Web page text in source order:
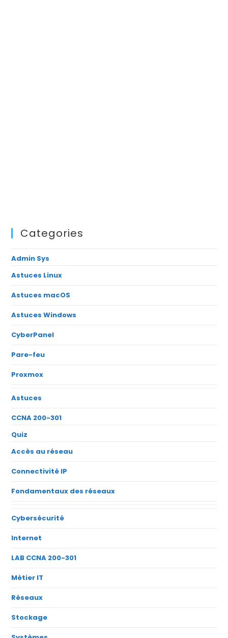
Categories
Admin Sys
Astuces Linux
Astuces macOS
Astuces Windows
CyberPanel
Pare-feu
Proxmox
Astuces
CCNA 200-301
Quiz
Accès au réseau
Connectivité IP
Fondamentaux des réseaux
Cybersécurité
Internet
LAB CCNA 200-301
Métier IT
Réseaux
Stockage